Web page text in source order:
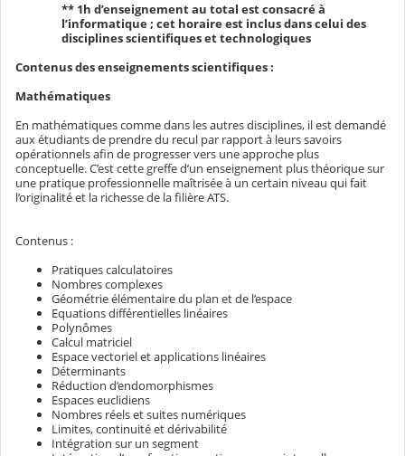
** 1h d’enseignement au total est consacré à
l’informatique ; cet horaire est inclus dans celui des
disciplines scientifiques et technologiques
Contenus des enseignements scientifiques :
Mathématiques
En mathématiques comme dans les autres disciplines, il est demandé
aux étudiants de prendre du recul par rapport à leurs savoirs
opérationnels afin de progresser vers une approche plus
conceptuelle. C’est cette greffe d’un enseignement plus théorique sur
une pratique professionnelle maîtrisée à un certain niveau qui fait
l’originalité et la richesse de la filière ATS.
Contenus :
Pratiques calculatoires
Nombres complexes
Géométrie élémentaire du plan et de l’espace
Equations différentielles linéaires
Polynômes
Calcul matriciel
Espace vectoriel et applications linéaires
Déterminants
Réduction d’endomorphismes
Espaces euclidiens
Nombres réels et suites numériques
Limites, continuité et dérivabilité
Intégration sur un segment